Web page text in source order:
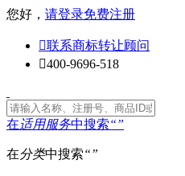
您好， 请登录免费注册
联系商标转让顾问
400-9696-518
在适用服务中搜索“”
在分类中搜索“”